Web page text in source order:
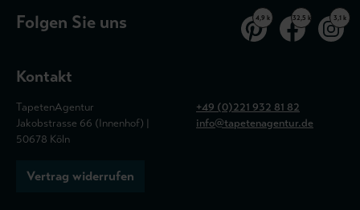
Folgen Sie uns 4,9 k 32,5 k 3,1 k
Kontakt
TapetenAgentur
Jakobstrasse 66 (Innenhof) |
50678 Köln
+49 (0)221 932 81 82
info@tapetenagentur.de
Vertrag widerrufen